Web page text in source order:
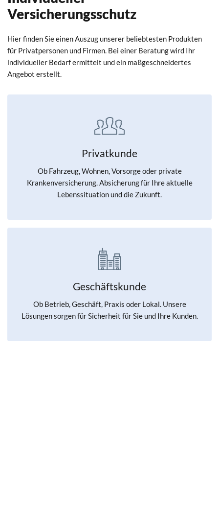
Versicherungsschutz
Hier finden Sie einen Auszug unserer beliebtesten Produkten
für Privatpersonen und Firmen. Bei einer Beratung wird Ihr
individueller Bedarf ermittelt und ein maßgeschneidertes
Angebot erstellt.
Privatkunde
Ob Fahrzeug, Wohnen, Vorsorge oder private
Krankenversicherung. Absicherung für Ihre aktuelle
Lebenssituation und die Zukunft.
Geschäftskunde
Ob Betrieb, Geschäft, Praxis oder Lokal. Unsere
Lösungen sorgen für Sicherheit für Sie und Ihre Kunden.